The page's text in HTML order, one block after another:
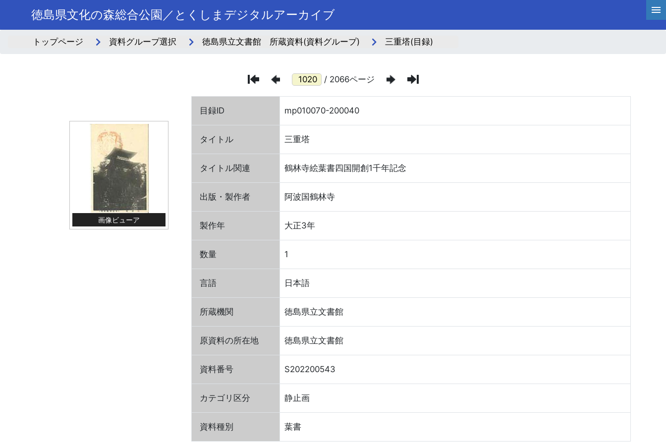
徳島県文化の森総合公園／とくしまデジタルアーカイブ
トップページ 資料グループ選択 徳島県立文書館 所蔵資料(資料グループ) 三重塔(目録)
/ 2066ページ
画像ビューア
目録ID mp010070-200040
タイトル 三重塔
タイトル関連 鶴林寺絵葉書四国開創1千年記念
出版・製作者 阿波国鶴林寺
製作年 大正3年
数量 1
言語 日本語
所蔵機関 徳島県立文書館
原資料の所在地 徳島県立文書館
資料番号 S202200543
カテゴリ区分 静止画
資料種別 葉書